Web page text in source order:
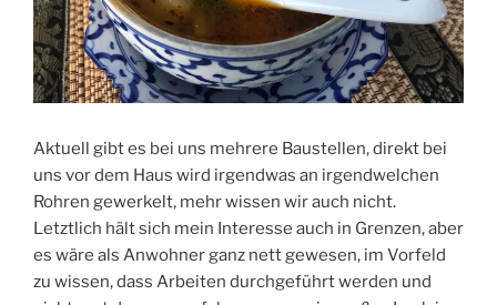
Aktuell gibt es bei uns mehrere Baustellen, direkt bei
uns vor dem Haus wird irgendwas an irgendwelchen
Rohren gewerkelt, mehr wissen wir auch nicht.
Letztlich hält sich mein Interesse auch in Grenzen, aber
es wäre als Anwohner ganz nett gewesen, im Vorfeld
zu wissen, dass Arbeiten durchgeführt werden und